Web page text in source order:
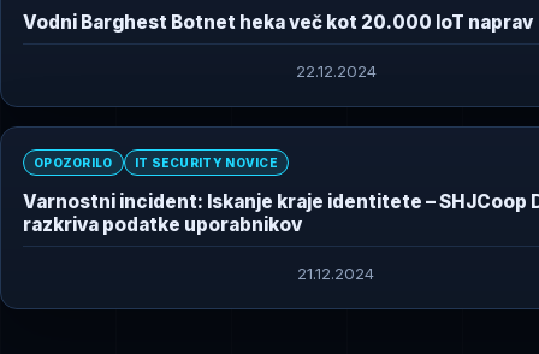
Vodni Barghest Botnet heka več kot 20.000 IoT naprav
22.12.2024
OPOZORILO IT SECURITY NOVICE
Varnostni incident: Iskanje kraje identitete – SHJCoop
razkriva podatke uporabnikov
21.12.2024